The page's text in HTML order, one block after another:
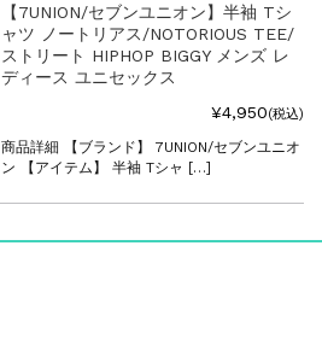
【7UNION/セブンユニオン】半袖 Tシ
ャツ ノートリアス/NOTORIOUS TEE/
ストリート HIPHOP BIGGY メンズ レ
ディース ユニセックス
¥4,950(税込)
商品詳細 【ブランド】 7UNION/セブンユニオ
ン 【アイテム】 半袖 Tシャ […]